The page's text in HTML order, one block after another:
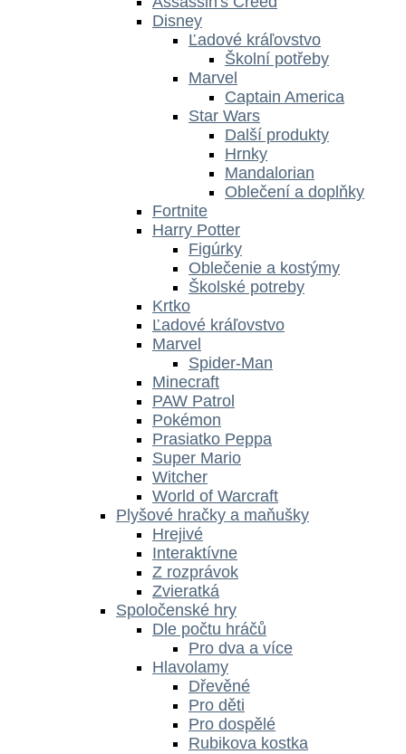
Disney
Ľadové kráľovstvo
Školní potřeby
Marvel
Captain America
Star Wars
Další produkty
Hrnky
Mandalorian
Oblečení a doplňky
Fortnite
Harry Potter
Figúrky
Oblečenie a kostýmy
Školské potreby
Krtko
Ľadové kráľovstvo
Marvel
Spider-Man
Minecraft
PAW Patrol
Pokémon
Prasiatko Peppa
Super Mario
Witcher
World of Warcraft
Plyšové hračky a maňušky
Hrejivé
Interaktívne
Z rozprávok
Zvieratká
Spoločenské hry
Dle počtu hráčů
Pro dva a více
Hlavolamy
Dřevěné
Pro děti
Pro dospělé
Rubikova kostka